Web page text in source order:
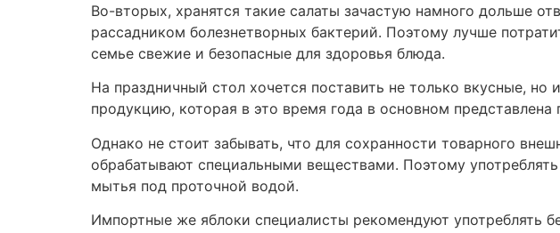
Во-вторых, хранятся такие салаты зачастую намного дольше
рассадником болезнетворных бактерий. Поэтому лучше
семье свежие и безопасные для здоровья блюда.
На праздничный стол хочется поставить не только вкусные,
продукцию, которая в это время года в основном
Однако не стоит забывать, что для сохранности товарного
обрабатывают специальными веществами. Поэтому
мытья под проточной водой.
Импортные же яблоки специалисты рекомендуют